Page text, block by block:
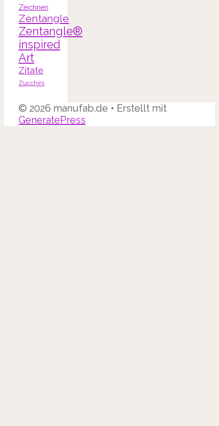
Zeichnen
Zentangle
Zentangle®
inspired
Art
Zitate
Zucchini
© 2026 manufab.de • Erstellt mit
GeneratePress